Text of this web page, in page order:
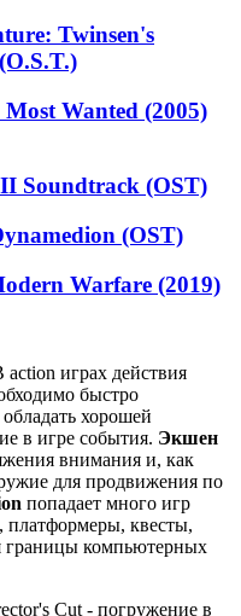
Twinsen's
Wanted (2005)
Soundtrack (OST)
(OST)
Warfare (2019)
action играх действия
быстро
хорошей
в игре события. Экшен
внимания и, как
для продвижения по
попадает много игр
квесты,
границы компьютерных
Cut - погружение в